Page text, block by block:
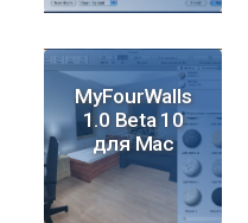
MyFourWalls
1.0 Beta 10
для Mac